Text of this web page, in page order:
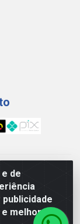
de
melhorar a
DE MATERIAL
790 -
505 - CNPJ